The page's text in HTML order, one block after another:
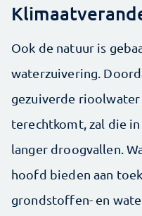
Ook de natuur is
waterzuivering.
gezuiverde
terechtkomt, zal die
langer droogvallen.
hoofd bieden aan
grondstoffen- en